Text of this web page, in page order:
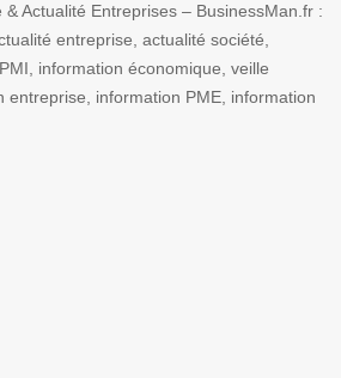
Actualité Entreprises – BusinessMan.fr :
entreprise, actualité société,
information économique, veille
entreprise, information PME, information